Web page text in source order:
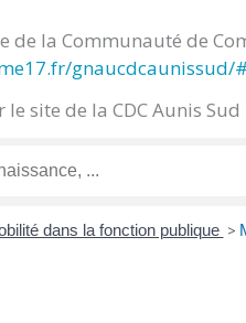
la Communauté de
gnaucdcaunissud/
site de la CDC Aunis Sud
dans la fonction publique >